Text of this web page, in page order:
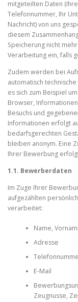
mitgeteilten Daten
Telefonnummer, Ihr
Nachricht) von uns
diesem
Speicherung nicht
Verarbeitung ein, falls
Zudem werden bei
automatisch
es sich zum Beispiel
Browser,
Besuchs und
Informationen erfolgt
bedarfsgerechten
bleiben anonym. Eine
Ihrer Bewerbung
1.1. Bewerberdaten
Im Zuge Ihrer
aufgezählten
verarbeitet:
Name,
Adresse
E-Mail
Zeugnusse,